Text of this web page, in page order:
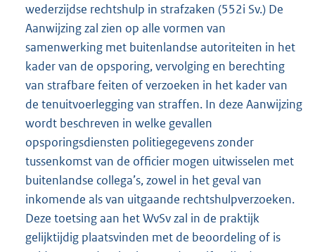
wederzijdse rechtshulp in strafzaken (552i Sv.) De
Aanwijzing zal zien op alle vormen van
samenwerking met buitenlandse autoriteiten in het
kader van de opsporing, vervolging en berechting
van strafbare feiten of verzoeken in het kader van
de tenuitvoerlegging van straffen. In deze Aanwijzing
wordt beschreven in welke gevallen
opsporingsdiensten politiegegevens zonder
tussenkomst van de officier mogen uitwisselen met
buitenlandse collega’s, zowel in het geval van
inkomende als van uitgaande rechtshulpverzoeken.
Deze toetsing aan het WvSv zal in de praktijk
gelijktijdig plaatsvinden met de beoordeling of is